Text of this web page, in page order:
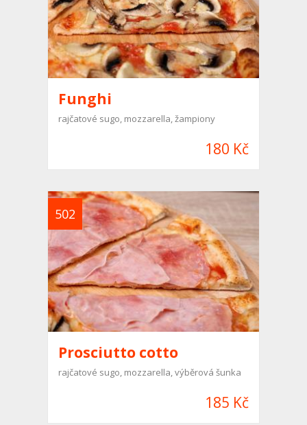
Funghi
rajčatové sugo, mozzarella, žampiony
180 Kč
502
Prosciutto cotto
rajčatové sugo, mozzarella, výběrová šunka
185 Kč